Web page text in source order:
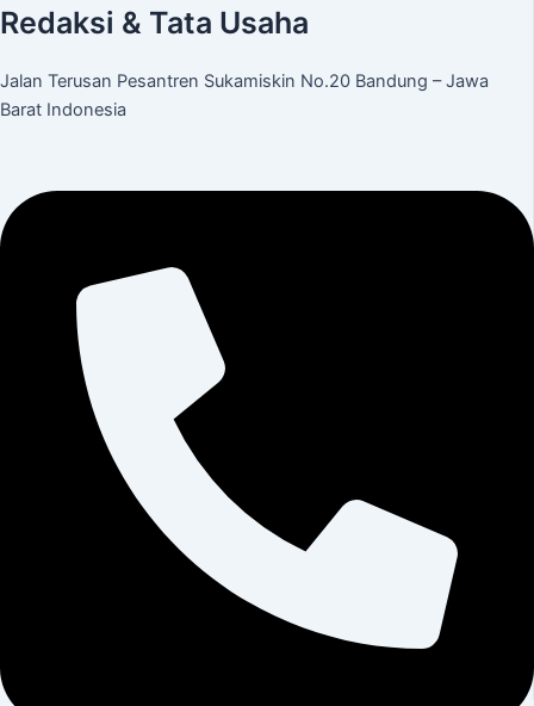
Redaksi & Tata Usaha
Jalan Terusan Pesantren Sukamiskin No.20 Bandung – Jawa
Barat Indonesia